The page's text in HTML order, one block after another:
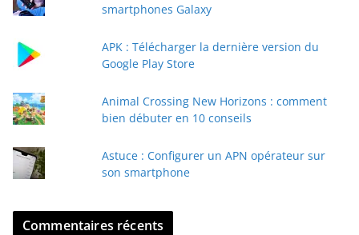
a
smartphones Galaxy
APK : Télécharger la dernière version du
Google Play Store
Animal Crossing New Horizons : comment
bien débuter en 10 conseils
Astuce : Configurer un APN opérateur sur
son smartphone
Commentaires récents